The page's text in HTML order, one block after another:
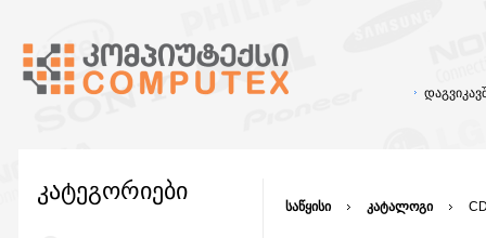
კატეგორიები
საწყისი კატალოგი